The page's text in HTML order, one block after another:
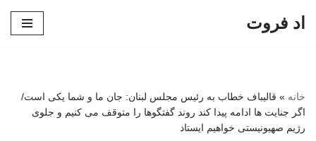
اد فروت
خانه » قالیباف خطاب به رئیس مجلس لبنان: جان ما و شما یکی است/
اگر جنایت ها ادامه پیدا کند روند گفتگوها را متوقف می کنیم و جلوی
رژیم صهیونیستی خواهیم ایستاد